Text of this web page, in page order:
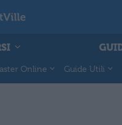
Online Guide Utili